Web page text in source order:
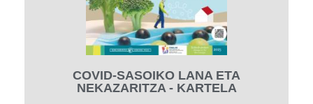
COVID-SASOIKO LANA ETA
NEKAZARITZA - KARTELA